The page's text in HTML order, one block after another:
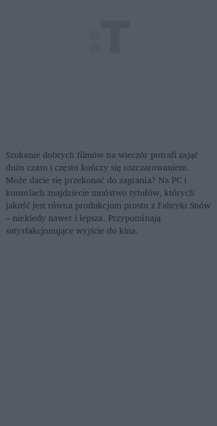
Szukanie dobrych filmów na wieczór potrafi zająć
dużo czasu i często kończy się rozczarowaniem.
Może dacie się przekonać do zagrania? Na PC i
konsolach znajdziecie mnóstwo tytułów, których
jakość jest równa produkcjom prosto z Fabryki Snów
– niekiedy nawet i lepsza. Przypominają
satysfakcjonujące wyjście do kina.